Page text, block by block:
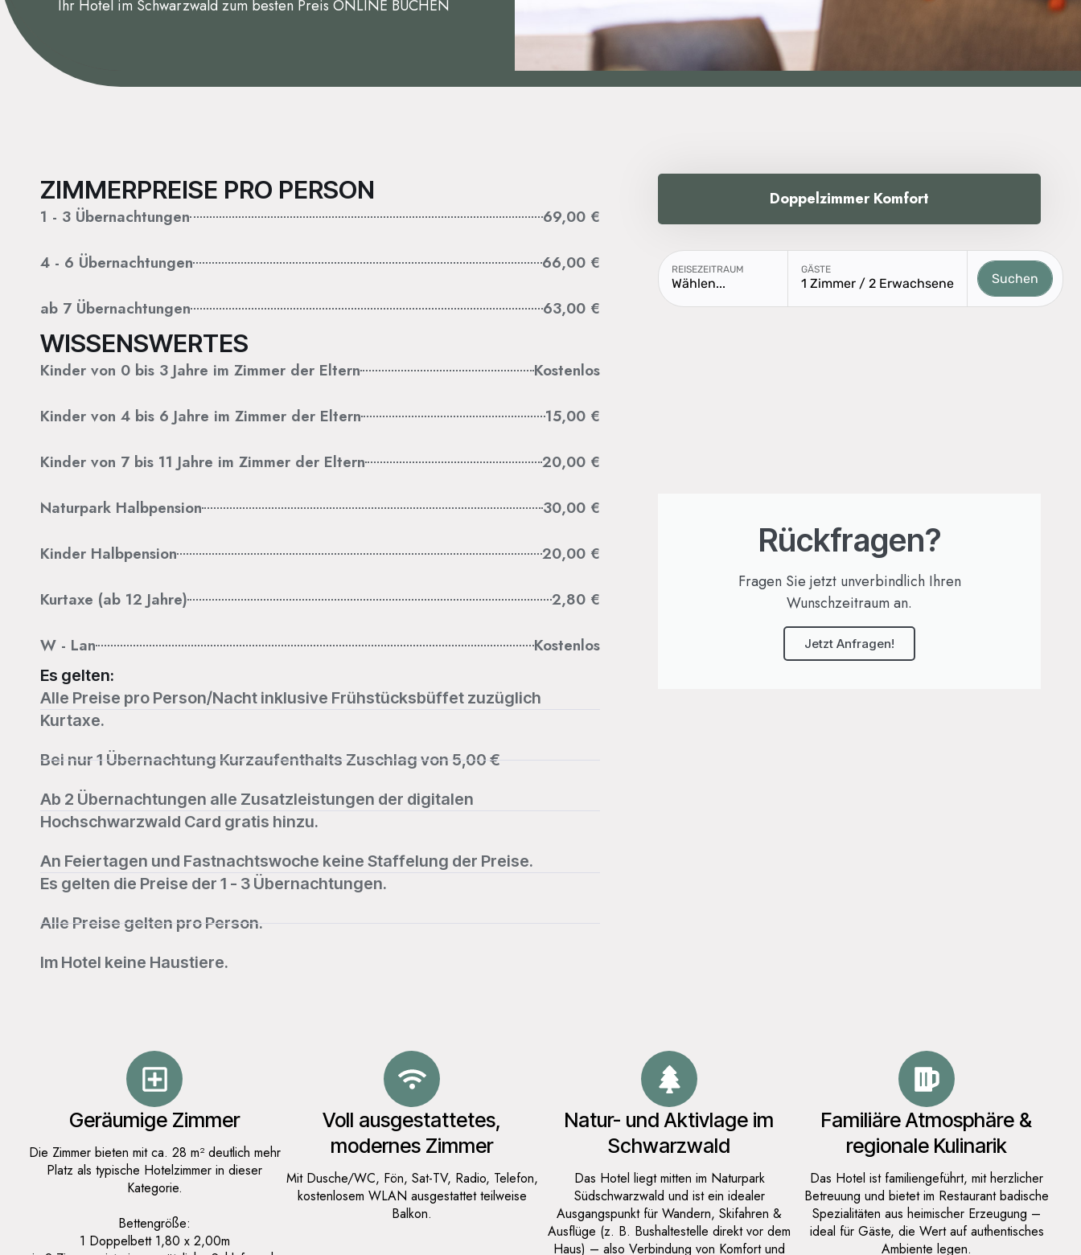
Ihr Hotel im Schwarzwald zum besten Preis ONLINE BUCHEN
ZIMMERPREISE PRO PERSON
1 - 3 Übernachtungen 69,00 €
4 - 6 Übernachtungen 66,00 €
ab 7 Übernachtungen 63,00 €
WISSENSWERTES
Kinder von 0 bis 3 Jahre im Zimmer der Eltern Kostenlos
Kinder von 4 bis 6 Jahre im Zimmer der Eltern 15,00 €
Kinder von 7 bis 11 Jahre im Zimmer der Eltern 20,00 €
Naturpark Halbpension 30,00 €
Kinder Halbpension 20,00 €
Kurtaxe (ab 12 Jahre) 2,80 €
W - Lan Kostenlos
Es gelten:
Alle Preise pro Person/Nacht inklusive Frühstücksbüffet zuzüglich
Kurtaxe.
Bei nur 1 Übernachtung Kurzaufenthalts Zuschlag von 5,00 €
Ab 2 Übernachtungen alle Zusatzleistungen der digitalen
Hochschwarzwald Card gratis hinzu.
An Feiertagen und Fastnachtswoche keine Staffelung der Preise.
Es gelten die Preise der 1 - 3 Übernachtungen.
Alle Preise gelten pro Person.
Im Hotel keine Haustiere.
Doppelzimmer Komfort
REISEZEITRAUM
Wählen...
GÄSTE
1 Zimmer / 2 Erwachsene Suchen
Buchungsmodul mit ausgewählten Parametern
Rückfragen?
Fragen Sie jetzt unverbindlich Ihren
Wunschzeitraum an.
Jetzt Anfragen!
Geräumige Zimmer
Die Zimmer bieten mit ca. 28 m² deutlich mehr
Platz als typische Hotelzimmer in dieser
Kategorie.
Bettengröße:
1 Doppelbett 1,80 x 2,00m
Voll ausgestattetes,
modernes Zimmer
Mit Dusche/WC, Fön, Sat-TV, Radio, Telefon,
kostenlosem WLAN ausgestattet teilweise
Balkon.
Natur- und Aktivlage im
Schwarzwald
Das Hotel liegt mitten im Naturpark
Südschwarzwald und ist ein idealer
Ausgangspunkt für Wandern, Skifahren &
Ausflüge (z. B. ­Bushaltestelle direkt vor dem
Haus) – also Verbindung von Komfort und
Familiäre Atmosphäre &
regionale Kulinarik
Das Hotel ist familiengeführt, mit herzlicher
Betreuung und bietet im Restaurant badische
Spezialitäten aus heimischer Erzeugung –
ideal für Gäste, die Wert auf authentisches
Ambiente legen.